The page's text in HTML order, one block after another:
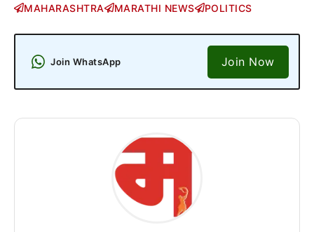
MAHARASHTRA MARATHI NEWS POLITICS
Join WhatsApp Join Now